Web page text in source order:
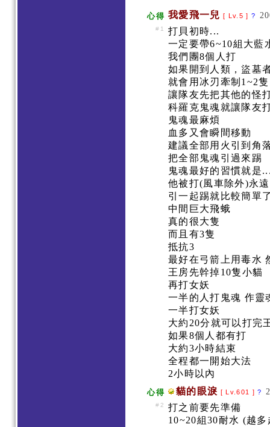
心得 我愛飛一兒 [ Lv.5 ]?
#1
打貝初時...
一定要帶6~10組大藍
我們團8個人打
如果開到人類，盜墓
就會用冰刃牽制1~2
讓隊友先把其他的怪
科羅克鬼魂就讓隊友
鬼魂最麻煩
血多又會瞬間移動
建議全部用火引到角
把全部鬼魂引過來踢
鬼魂最好的習慣就是
他被打(風車除外)永
引一起踢就比較簡單
中間巨大飛蛾
真的很大隻
而且有3隻
抵抗3
最好在弓箭上用毒水
王房先幹掉10隻小貓
再打女妖
一半的人打鬼魂 作靈
一半打女妖
大約20分就可以打完
如果8個人都有打
大約3小時結束
全程都一開始大法
2小時以內
心得 貓的眼淚 [ Lv.601 ]?
#2
打之前要先準備
10~20組30耐水 (越